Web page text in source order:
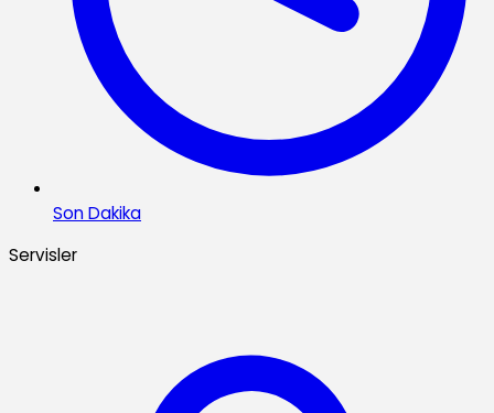
Son Dakika
Servisler